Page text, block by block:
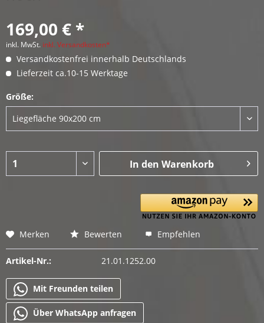
169,00 € *
inkl. MwSt. inkl. Versandkosten*
Versandkostenfrei innerhalb Deutschlands
Lieferzeit ca.10-15 Werktage
Größe:
In den Warenkorb
Merken Bewerten Empfehlen
Artikel-Nr.: 21.01.1252.00
Mit Freunden teilen
Über WhatsApp anfragen